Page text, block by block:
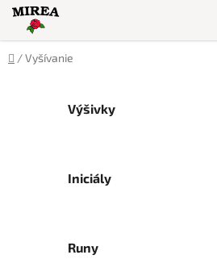
Prejsť
obsah
Domov
/Vyšívanie
Výšivky
Iniciály
Runy